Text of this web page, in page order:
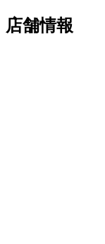
店舗情報